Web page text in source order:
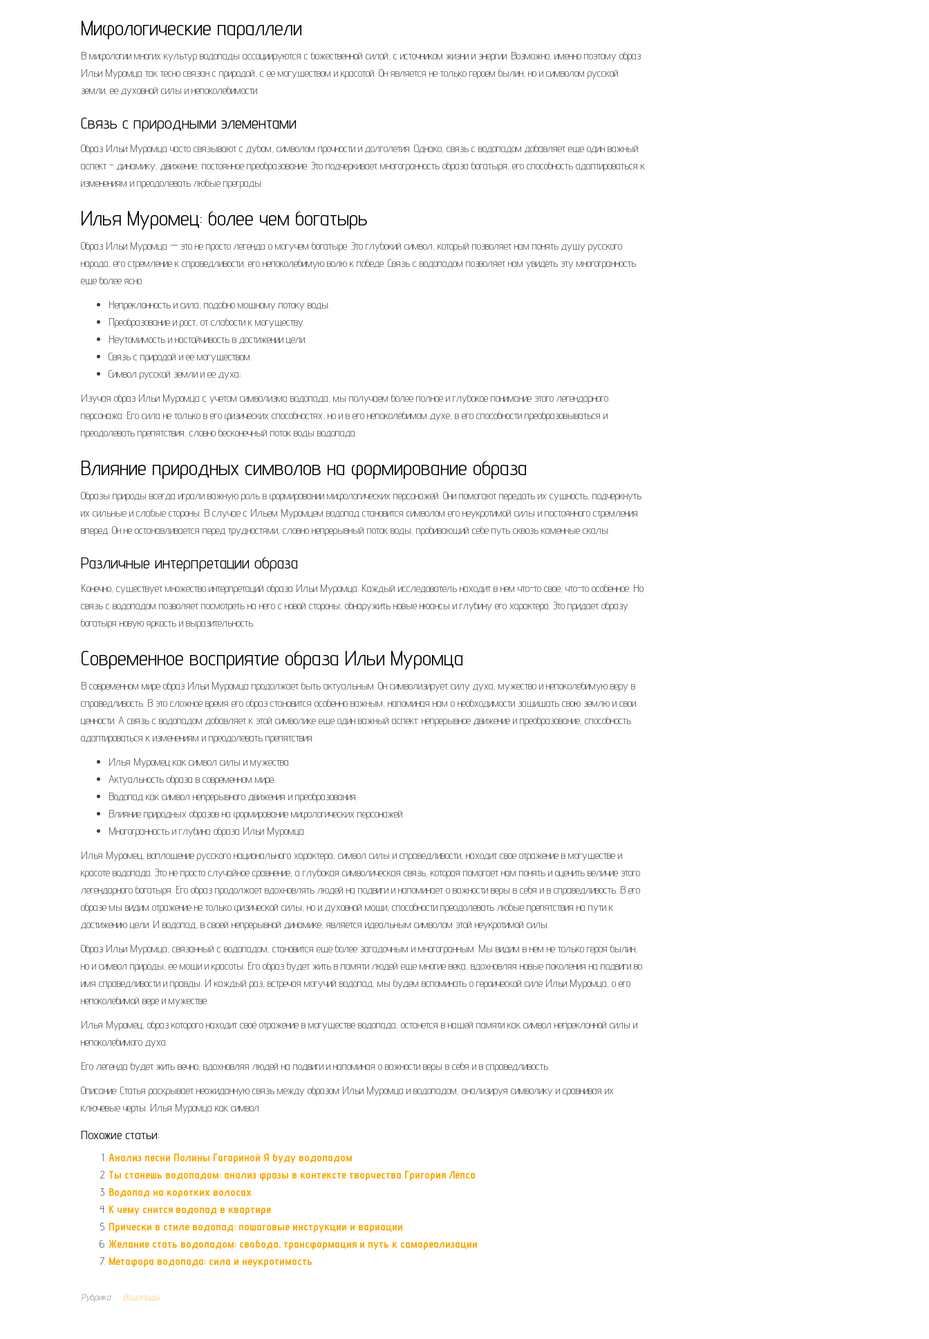
Мифологические параллели
В мифологии многих культур водопады ассоциируются с божественной силой, с источником жизни и энергии. Возможно, именно поэтому образ
Ильи Муромца так тесно связан с природой, с ее могуществом и красотой. Он является не только героем былин, но и символом русской
земли, ее духовной силы и непоколебимости.
Связь с природными элементами
Образ Ильи Муромца часто связывают с дубом, символом прочности и долголетия. Однако, связь с водопадом добавляет еще один важный
аспект – динамику, движение, постоянное преобразование. Это подчеркивает многогранность образа богатыря, его способность адаптироваться к
изменениям и преодолевать любые преграды.
Илья Муромец: более чем богатырь
Образ Ильи Муромца — это не просто легенда о могучем богатыре. Это глубокий символ, который позволяет нам понять душу русского
народа, его стремление к справедливости, его непоколебимую волю к победе. Связь с водопадом позволяет нам увидеть эту многогранность
еще более ясно.
Непреклонность и сила, подобно мощному потоку воды.
Преобразование и рост, от слабости к могуществу.
Неутомимость и настойчивость в достижении цели.
Связь с природой и ее могуществом.
Символ русской земли и ее духа;
Изучая образ Ильи Муромца с учетом символизма водопада, мы получаем более полное и глубокое понимание этого легендарного
персонажа. Его сила не только в его физических способностях, но и в его непоколебимом духе, в его способности преобразовываться и
преодолевать препятствия, словно бесконечный поток воды водопада.
Влияние природных символов на формирование образа
Образы природы всегда играли важную роль в формировании мифологических персонажей. Они помогают передать их сущность, подчеркнуть
их сильные и слабые стороны. В случае с Ильем Муромцем водопад становится символом его неукротимой силы и постоянного стремления
вперед. Он не останавливается перед трудностями, словно непрерывный поток воды, пробивающий себе путь сквозь каменные скалы.
Различные интерпретации образа
Конечно, существует множество интерпретаций образа Ильи Муромца. Каждый исследователь находит в нем что-то свое, что-то особенное. Но
связь с водопадом позволяет посмотреть на него с новой стороны, обнаружить новые нюансы и глубину его характера. Это придает образу
богатыря новую яркость и выразительность.
Современное восприятие образа Ильи Муромца
В современном мире образ Ильи Муромца продолжает быть актуальным. Он символизирует силу духа, мужество и непоколебимую веру в
справедливость. В это сложное время его образ становится особенно важным, напоминая нам о необходимости защищать свою землю и свои
ценности. А связь с водопадом добавляет к этой символике еще один важный аспект: непрерывное движение и преобразование, способность
адаптироваться к изменениям и преодолевать препятствия.
Илья Муромец как символ силы и мужества.
Актуальность образа в современном мире.
Водопад как символ непрерывного движения и преобразования.
Влияние природных образов на формирование мифологических персонажей.
Многогранность и глубина образа Ильи Муромца.
Илья Муромец, воплощение русского национального характера, символ силы и справедливости, находит свое отражение в могуществе и
красоте водопада. Это не просто случайное сравнение, а глубокая символическая связь, которая помогает нам понять и оценить величие этого
легендарного богатыря. Его образ продолжает вдохновлять людей на подвиги и напоминает о важности веры в себя и в справедливость. В его
образе мы видим отражение не только физической силы, но и духовной мощи, способности преодолевать любые препятствия на пути к
достижению цели. И водопад, в своей непрерывной динамике, является идеальным символом этой неукротимой силы.
Образ Ильи Муромца, связанный с водопадом, становится еще более загадочным и многогранным. Мы видим в нем не только героя былин,
но и символ природы, ее мощи и красоты. Его образ будет жить в памяти людей еще многие века, вдохновляя новые поколения на подвиги во
имя справедливости и правды. И каждый раз, встречая могучий водопад, мы будем вспоминать о героической силе Ильи Муромца, о его
непоколебимой вере и мужестве.
Илья Муромец, образ которого находит своё отражение в могуществе водопада, останется в нашей памяти как символ непреклонной силы и
непоколебимого духа.
Его легенда будет жить вечно, вдохновляя людей на подвиги и напоминая о важности веры в себя и в справедливость.
Описание: Статья раскрывает неожиданную связь между образом Ильи Муромца и водопадом, анализируя символику и сравнивая их
ключевые черты. Илья Муромца как символ.
Похожие статьи:
Анализ песни Полины Гагариной Я буду водопадом
Ты станешь водопадом: анализ фразы в контексте творчества Григория Лепса
Водопад на коротких волосах
К чему снится водопад в квартире
Прически в стиле водопад: пошаговые инструкции и вариации
Желание стать водопадом: свобода, трансформация и путь к самореализации
Метафора водопада: сила и неукротимость
Рубрика Водопады